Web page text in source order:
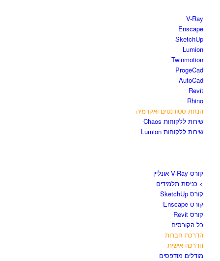
V-Ray
Enscape
SketchUp
Lumion
Twinmotion
ProgeCad
AutoCad
Revit
Rhino
הנחת סטודנטים ואקדמיה
שירות ללקוחות Chaos
שירות ללקוחות Lumion
קורס V-Ray אונליין
> כניסת תלמידים
קורס SketchUp
קורס Enscape
קורס Revit
כל הקורסים
הדרכת חברות
הדרכה אישית
מודלים מודפסים